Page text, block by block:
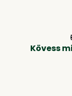
Kövess